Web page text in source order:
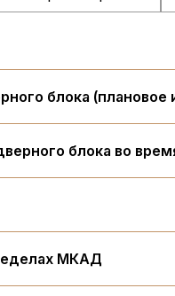
блока
блока во
МКАД